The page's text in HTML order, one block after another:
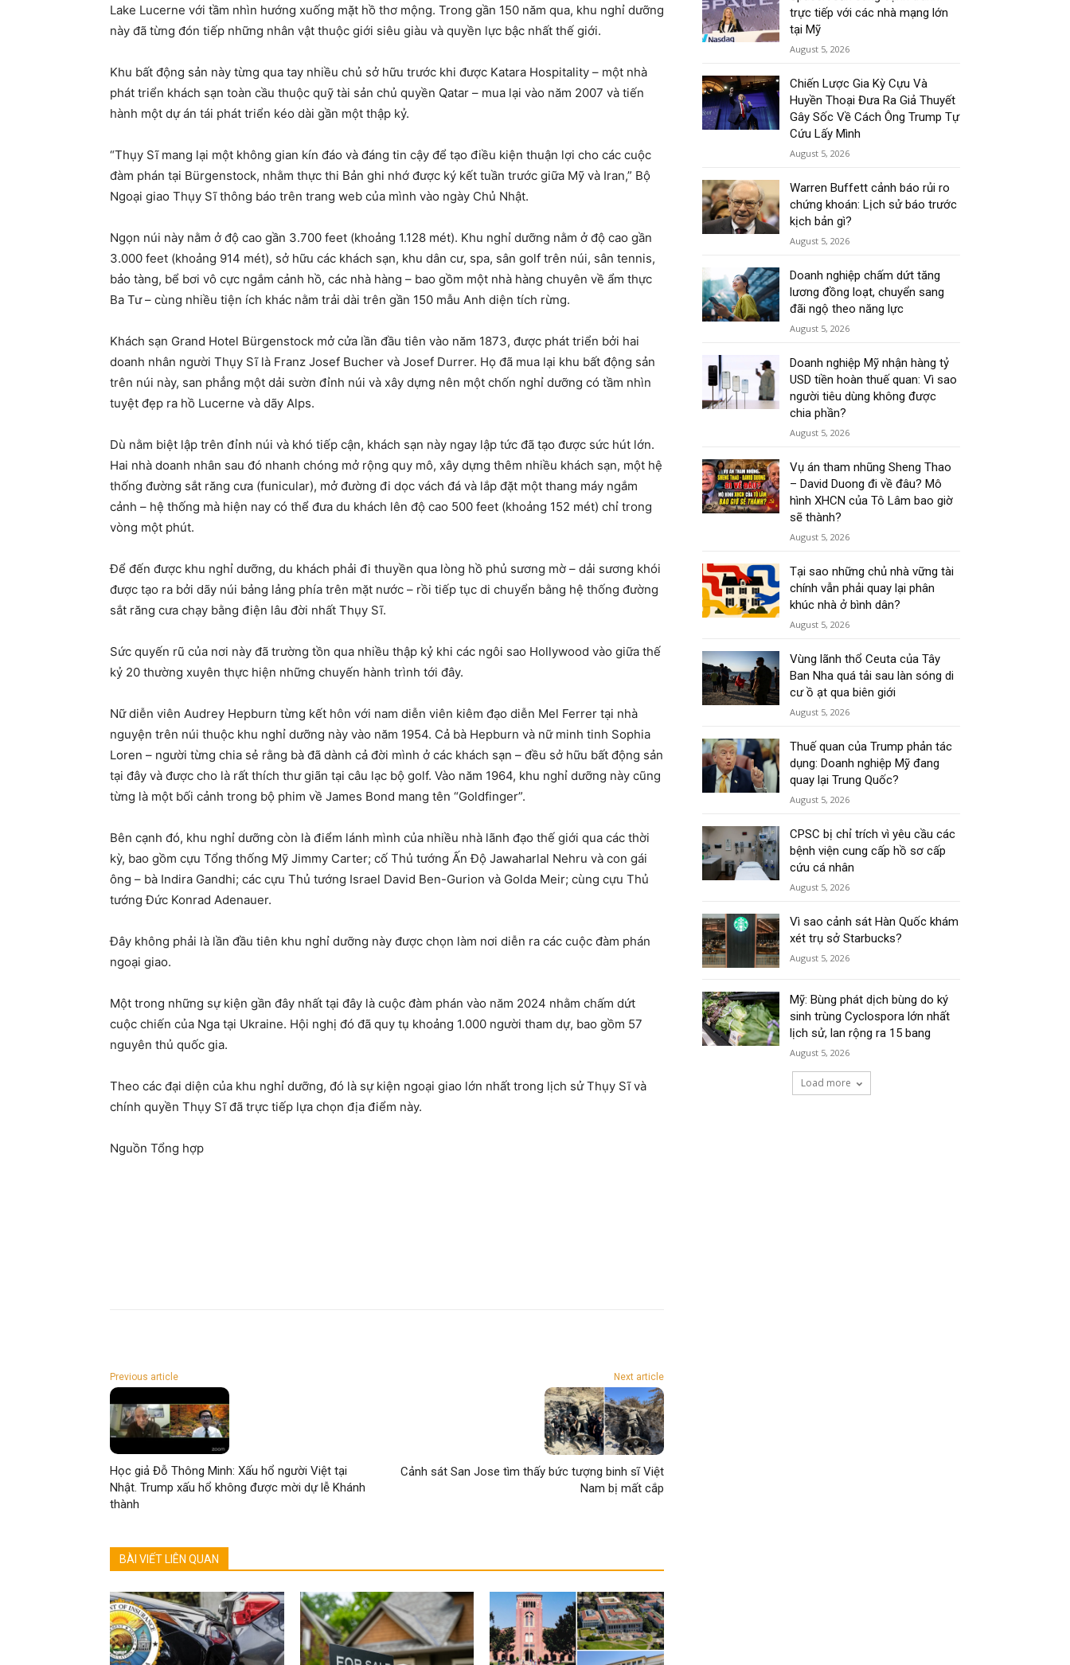
Lake Lucerne với tầm nhìn hướng xuống mặt hồ thơ mộng. Trong gần 150 năm qua, khu nghỉ dưỡng
này đã từng đón tiếp những nhân vật thuộc giới siêu giàu và quyền lực bậc nhất thế giới.
Khu bất động sản này từng qua tay nhiều chủ sở hữu trước khi được Katara Hospitality – một nhà
phát triển khách sạn toàn cầu thuộc quỹ tài sản chủ quyền Qatar – mua lại vào năm 2007 và tiến
hành một dự án tái phát triển kéo dài gần một thập kỷ.
“Thụy Sĩ mang lại một không gian kín đáo và đáng tin cậy để tạo điều kiện thuận lợi cho các cuộc
đàm phán tại Bürgenstock, nhằm thực thi Bản ghi nhớ được ký kết tuần trước giữa Mỹ và Iran,” Bộ
Ngoại giao Thụy Sĩ thông báo trên trang web của mình vào ngày Chủ Nhật.
Ngọn núi này nằm ở độ cao gần 3.700 feet (khoảng 1.128 mét). Khu nghỉ dưỡng nằm ở độ cao gần
3.000 feet (khoảng 914 mét), sở hữu các khách sạn, khu dân cư, spa, sân golf trên núi, sân tennis,
bảo tàng, bể bơi vô cực ngắm cảnh hồ, các nhà hàng – bao gồm một nhà hàng chuyên về ẩm thực
Ba Tư – cùng nhiều tiện ích khác nằm trải dài trên gần 150 mẫu Anh diện tích rừng.
Khách sạn Grand Hotel Bürgenstock mở cửa lần đầu tiên vào năm 1873, được phát triển bởi hai
doanh nhân người Thụy Sĩ là Franz Josef Bucher và Josef Durrer. Họ đã mua lại khu bất động sản
trên núi này, san phẳng một dải sườn đỉnh núi và xây dựng nên một chốn nghỉ dưỡng có tầm nhìn
tuyệt đẹp ra hồ Lucerne và dãy Alps.
Dù nằm biệt lập trên đỉnh núi và khó tiếp cận, khách sạn này ngay lập tức đã tạo được sức hút lớn.
Hai nhà doanh nhân sau đó nhanh chóng mở rộng quy mô, xây dựng thêm nhiều khách sạn, một hệ
thống đường sắt răng cưa (funicular), mở đường đi dọc vách đá và lắp đặt một thang máy ngắm
cảnh – hệ thống mà hiện nay có thể đưa du khách lên độ cao 500 feet (khoảng 152 mét) chỉ trong
vòng một phút.
Để đến được khu nghỉ dưỡng, du khách phải đi thuyền qua lòng hồ phủ sương mờ – dải sương khói
được tạo ra bởi dãy núi bảng lảng phía trên mặt nước – rồi tiếp tục di chuyển bằng hệ thống đường
sắt răng cưa chạy bằng điện lâu đời nhất Thụy Sĩ.
Sức quyến rũ của nơi này đã trường tồn qua nhiều thập kỷ khi các ngôi sao Hollywood vào giữa thế
kỷ 20 thường xuyên thực hiện những chuyến hành trình tới đây.
Nữ diễn viên Audrey Hepburn từng kết hôn với nam diễn viên kiêm đạo diễn Mel Ferrer tại nhà
nguyện trên núi thuộc khu nghỉ dưỡng này vào năm 1954. Cả bà Hepburn và nữ minh tinh Sophia
Loren – người từng chia sẻ rằng bà đã dành cả đời mình ở các khách sạn – đều sở hữu bất động sản
tại đây và được cho là rất thích thư giãn tại câu lạc bộ golf. Vào năm 1964, khu nghỉ dưỡng này cũng
từng là một bối cảnh trong bộ phim về James Bond mang tên “Goldfinger”.
Bên cạnh đó, khu nghỉ dưỡng còn là điểm lánh mình của nhiều nhà lãnh đạo thế giới qua các thời
kỳ, bao gồm cựu Tổng thống Mỹ Jimmy Carter; cố Thủ tướng Ấn Độ Jawaharlal Nehru và con gái
ông – bà Indira Gandhi; các cựu Thủ tướng Israel David Ben-Gurion và Golda Meir; cùng cựu Thủ
tướng Đức Konrad Adenauer.
Đây không phải là lần đầu tiên khu nghỉ dưỡng này được chọn làm nơi diễn ra các cuộc đàm phán
ngoại giao.
Một trong những sự kiện gần đây nhất tại đây là cuộc đàm phán vào năm 2024 nhằm chấm dứt
cuộc chiến của Nga tại Ukraine. Hội nghị đó đã quy tụ khoảng 1.000 người tham dự, bao gồm 57
nguyên thủ quốc gia.
Theo các đại diện của khu nghỉ dưỡng, đó là sự kiện ngoại giao lớn nhất trong lịch sử Thụy Sĩ và
chính quyền Thụy Sĩ đã trực tiếp lựa chọn địa điểm này.
Nguồn Tổng hợp
Previous article
Học giả Đỗ Thông Minh: Xấu hổ người Việt tại
Nhật. Trump xấu hổ không được mời dự lễ Khánh
thành
Next article
Cảnh sát San Jose tìm thấy bức tượng binh sĩ Việt
Nam bị mất cắp
BÀI VIẾT LIÊN QUAN
trực tiếp với các nhà mạng lớn
tại Mỹ
August 5, 2026
Chiến Lược Gia Kỳ Cựu Và
Huyền Thoại Đưa Ra Giả Thuyết
Gây Sốc Về Cách Ông Trump Tự
Cứu Lấy Mình
August 5, 2026
Warren Buffett cảnh báo rủi ro
chứng khoán: Lịch sử báo trước
kịch bản gì?
August 5, 2026
Doanh nghiệp chấm dứt tăng
lương đồng loạt, chuyển sang
đãi ngộ theo năng lực
August 5, 2026
Doanh nghiệp Mỹ nhận hàng tỷ
USD tiền hoàn thuế quan: Vì sao
người tiêu dùng không được
chia phần?
August 5, 2026
Vụ án tham nhũng Sheng Thao
– David Duong đi về đâu? Mô
hình XHCN của Tô Lâm bao giờ
sẽ thành?
August 5, 2026
Tại sao những chủ nhà vững tài
chính vẫn phải quay lại phân
khúc nhà ở bình dân?
August 5, 2026
Vùng lãnh thổ Ceuta của Tây
Ban Nha quá tải sau làn sóng di
cư ồ ạt qua biên giới
August 5, 2026
Thuế quan của Trump phản tác
dụng: Doanh nghiệp Mỹ đang
quay lại Trung Quốc?
August 5, 2026
CPSC bị chỉ trích vì yêu cầu các
bệnh viện cung cấp hồ sơ cấp
cứu cá nhân
August 5, 2026
Vì sao cảnh sát Hàn Quốc khám
xét trụ sở Starbucks?
August 5, 2026
Mỹ: Bùng phát dịch bùng do ký
sinh trùng Cyclospora lớn nhất
lịch sử, lan rộng ra 15 bang
August 5, 2026
Load more